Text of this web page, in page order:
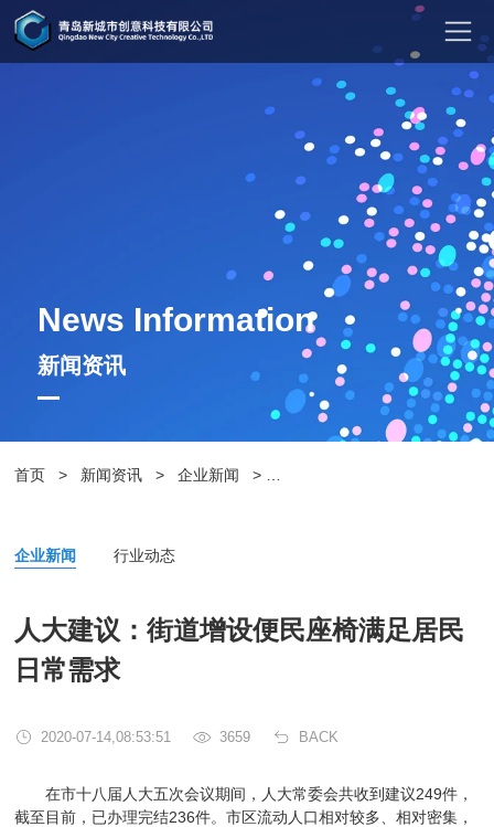
News Information
新闻资讯
首页 > 新闻资讯 > 企业新闻 >
企业新闻 行业动态
人大建议：街道增设便民座椅满足居民
日常需求
2020-07-14,08:53:51 3659 BACK
在市十八届人大五次会议期间，人大常委会共收到建议249件，
截至目前，已办理完结236件。市区流动人口相对较多、相对密集，